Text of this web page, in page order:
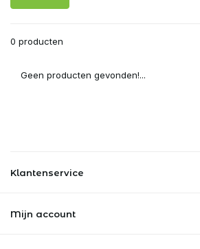
0 producten
Geen producten gevonden!...
Klantenservice
Mijn account